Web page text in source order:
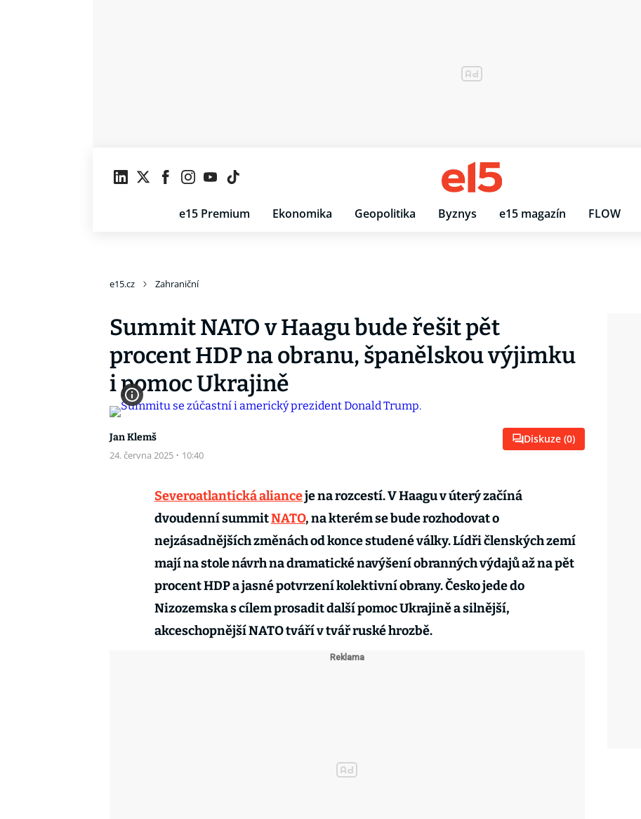
e15 Premium Ekonomika Geopolitika Byznys e15 magazín FLOW
e15.cz Zahraniční
Summit NATO v Haagu bude řešit pět
procent HDP na obranu, španělskou výjimku
i pomoc Ukrajině
Jan Klemš
24. června 2025 · 10:40
Diskuze (0)
Severoatlantická alianceje na rozcestí. V Haagu v úterý začíná
dvoudenní summitNATO, na kterém se bude rozhodovat o
nejzásadnějších změnách od konce studené války. Lídři členských zemí
mají na stole návrh na dramatické navýšení obranných výdajů až na pět
procent HDP a jasné potvrzení kolektivní obrany. Česko jede do
Nizozemska s cílem prosadit další pomoc Ukrajině a silnější,
akceschopnější NATO tváří v tvář ruské hrozbě.